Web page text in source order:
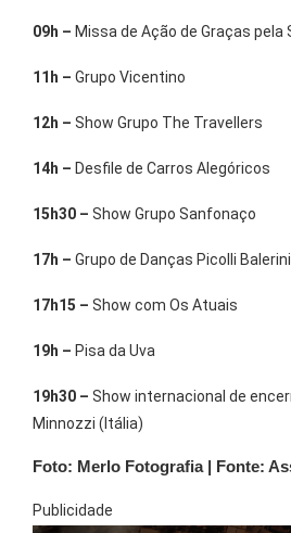
09h – Missa de Ação de Graças pela
11h – Grupo Vicentino
12h – Show Grupo The Travellers
14h – Desfile de Carros Alegóricos
15h30 – Show Grupo Sanfonaço
17h – Grupo de Danças Picolli Balerini
17h15 – Show com Os Atuais
19h – Pisa da Uva
19h30 – Show internacional de
Minnozzi (Itália)
Foto: Merlo Fotografia | Fonte:
Publicidade